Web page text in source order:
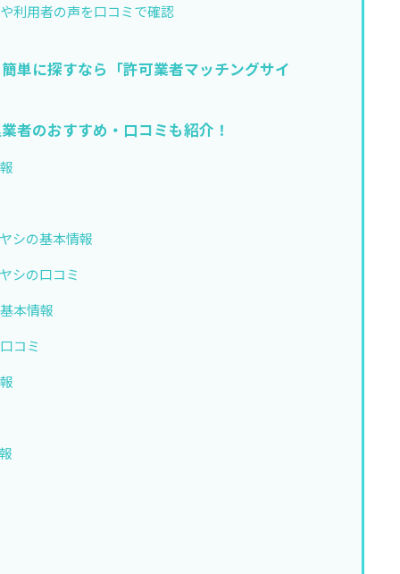
利用者の声を口コミで確認
単に探すなら「許可業者マッチングサイ
者のおすすめ・口コミも紹介！
シの基本情報
シの口コミ
本情報
コミ